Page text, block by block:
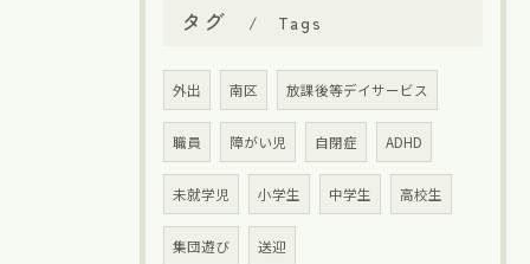
タグ Tags
外出 南区 放課後等デイサービス
職員 障がい児 自閉症 ADHD
未就学児 小学生 中学生 高校生
集団遊び 送迎